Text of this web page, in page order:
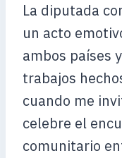
La diputada
un acto
ambos países
trabajos
cuando me
celebre el
comunitario